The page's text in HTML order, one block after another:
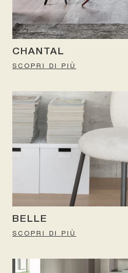
CHANTAL
SCOPRI DI PIÙ
BELLE
SCOPRI DI PIÙ